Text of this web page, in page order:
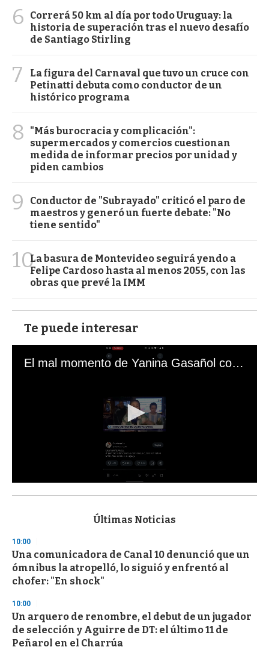
6
Correrá 50 km al día por todo Uruguay: la
historia de superación tras el nuevo desafío
de Santiago Stirling
7
La figura del Carnaval que tuvo un cruce con
Petinatti debuta como conductor de un
histórico programa
8
"Más burocracia y complicación":
supermercados y comercios cuestionan
medida de informar precios por unidad y
piden cambios
9
Conductor de "Subrayado" criticó el paro de
maestros y generó un fuerte debate: "No
tiene sentido"
10La basura de Montevideo seguirá yendo a
Felipe Cardoso hasta al menos 2055, con las
obras que prevé la IMM
Te puede interesar
El mal momento de Yanina Gasañol con un hincha argentino en "Subrayado"
s
d
s
o
f
3
s
e
c
o
n
Últimas Noticias
10:00
Una comunicadora de Canal 10 denunció que un
ómnibus la atropelló, lo siguió y enfrentó al
chofer: "En shock"
10:00
Un arquero de renombre, el debut de un jugador
de selección y Aguirre de DT: el último 11 de
Peñarol en el Charrúa